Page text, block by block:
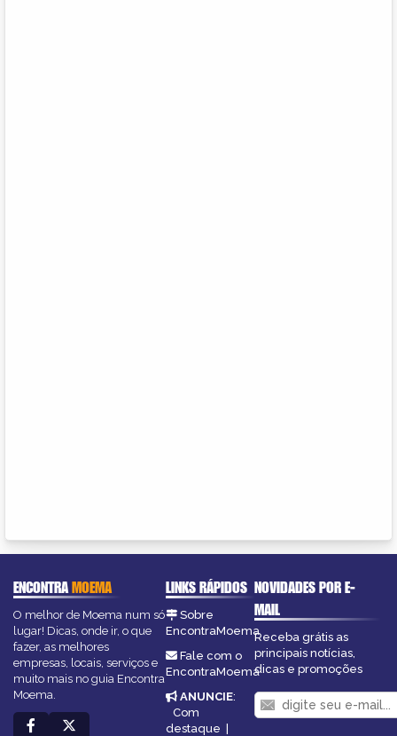
ENCONTRAMOEMA
O melhor de Moema num só
lugar! Dicas, onde ir, o que
fazer, as melhores
empresas, locais, serviços e
muito mais no guia Encontra
Moema.
LINKS RÁPIDOS
Sobre
EncontraMoema
Fale com o
EncontraMoema
ANUNCIE:
Com
destaque |
NOVIDADES POR E-
MAIL
Receba grátis as
principais notícias,
dicas e promoções